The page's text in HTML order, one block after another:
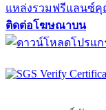
แหล่งรวมฟรีแลนซ์
ติดต่อโฆษณาบน